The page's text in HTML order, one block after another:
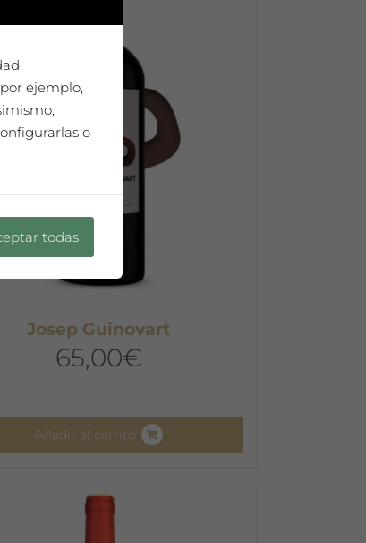
Josep Guinovart
65,00€
Añadir al carrito
ejemplo,
o
todas